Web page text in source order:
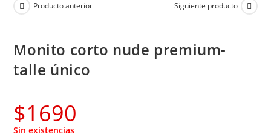
Producto anterior Siguiente producto
Monito corto nude premium-
talle único
$1690
Sin existencias